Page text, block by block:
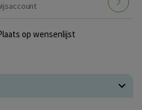
op wensenlijst